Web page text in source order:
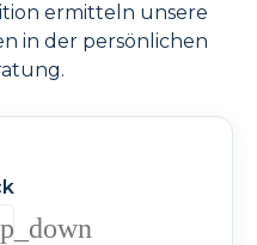
ermitteln unsere
in der persönlichen